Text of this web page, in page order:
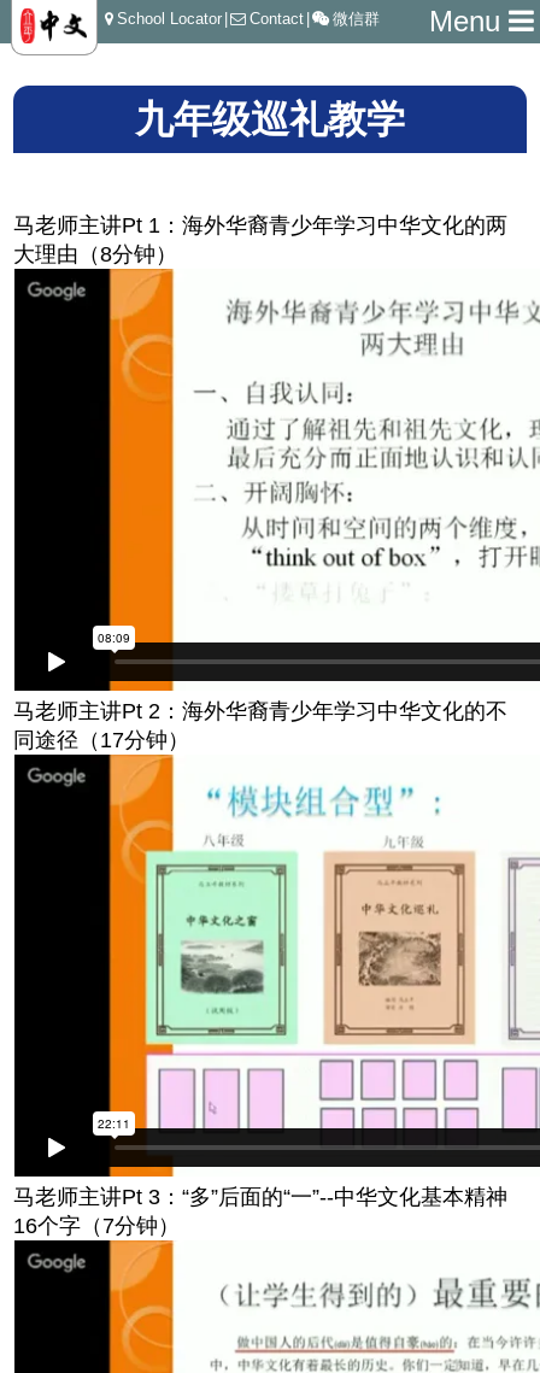
Menu
School Locator Contact 微信群
九年级巡礼教学
马老师主讲Pt 1：海外华裔青少年学习中华文化的两
大理由（8分钟）
马老师主讲Pt 2：海外华裔青少年学习中华文化的不
同途径（17分钟）
马老师主讲Pt 3：“多”后面的“一”--中华文化基本精神
16个字（7分钟）